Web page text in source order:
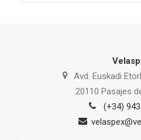
Avd. Euskadi
20110 Pasajes
(+34)